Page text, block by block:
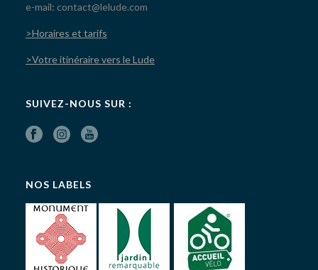
e-mail: contact@lelude.com
>Horaires et tarifs
>Votre itinéraire vers le Lude
SUIVEZ-NOUS SUR :
NOS LABELS